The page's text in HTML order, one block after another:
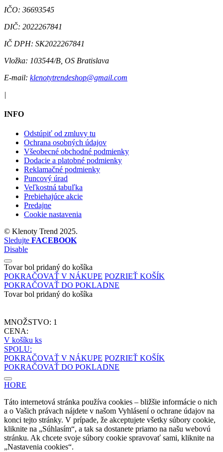
IČO: 36693545
DIČ: 2022267841
IČ DPH: SK2022267841
Vložka: 103544/B, OS Bratislava
E-mail: klenotytrendeshop@gmail.com
|
INFO
Odstúpiť od zmluvy tu
Ochrana osobných údajov
Všeobecné obchodné podmienky
Dodacie a platobné podmienky
Reklamačné podmienky
Puncový úrad
Veľkostná tabuľka
Prebiehajúce akcie
Predajne
Cookie nastavenia
© Klenoty Trend 2025.
Sledujte FACEBOOK
Disable
Tovar bol pridaný do košíka
POKRAČOVAŤ V NÁKUPE POZRIEŤ KOŠÍK
POKRAČOVAŤ DO POKLADNE
Tovar bol pridaný do košíka
MNOŽSTVO: 1
CENA:
V košíku ks
SPOLU:
POKRAČOVAŤ V NÁKUPE POZRIEŤ KOŠÍK
POKRAČOVAŤ DO POKLADNE
HORE
Táto internetová stránka používa cookies – bližšie informácie o nich
a o Vašich právach nájdete v našom Vyhlásení o ochrane údajov na
konci tejto stránky. V prípade, že akceptujete všetky súbory cookie,
kliknite na „Súhlasím“, a tak sa dostanete priamo na našu webovú
stránku. Ak chcete svoje súbory cookie spravovať sami, kliknite na
„Nastavenia cookies“.